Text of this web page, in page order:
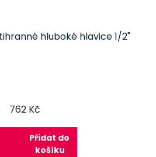
hluboké hlavice 1/2"
762 Kč
Přidat do
košíku